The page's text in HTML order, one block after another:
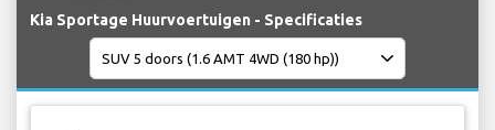
Kia Sportage Huurvoertuigen - Specificaties